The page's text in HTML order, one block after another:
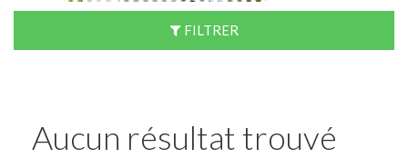
FILTRER
Aucun résultat trouvé